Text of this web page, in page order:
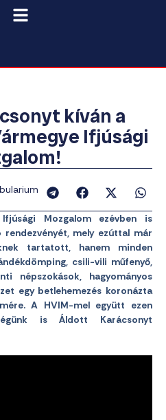
kíván a
Ifjúsági
Mozgalom ezévben is
mely ezúttal már
tartatott, hanem minden
csili-vili műfenyő,
népszokások, hagyományos
egy betlehemezés koronázta
A HVIM-mel együtt ezen
is Áldott Karácsonyt